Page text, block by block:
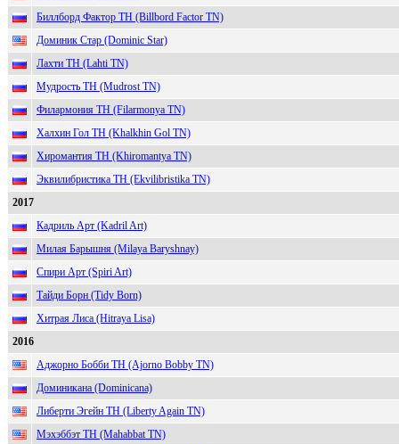
Биллборд Фактор ТН (Billbord Factor TN)
Доминик Стар (Dominic Star)
Лахти ТН (Lahti TN)
Мудрость ТН (Mudrost TN)
Филармония ТН (Filarmonya TN)
Халхин Гол ТН (Khalkhin Gol TN)
Хиромантия ТН (Khiromantya TN)
Эквилибристика ТН (Ekvilibristika TN)
2017
Кадриль Арт (Kadril Art)
Милая Барышня (Milaya Baryshnay)
Спири Арт (Spiri Art)
Тайди Борн (Tidy Born)
Хитрая Лиса (Hitraya Lisa)
2016
Аджорно Бобби ТН (Ajorno Bobby TN)
Доминикана (Dominicana)
Либерти Эгейн ТН (Liberty Again TN)
Мэхэббэт ТН (Mahabbat TN)